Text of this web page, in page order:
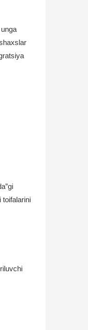
toifalarini